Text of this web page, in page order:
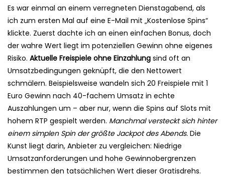
Es war einmal an einem verregneten Dienstagabend, als
ich zum ersten Mal auf eine E-Mail mit „Kostenlose Spins“
klickte. Zuerst dachte ich an einen einfachen Bonus, doch
der wahre Wert liegt im potenziellen Gewinn ohne eigenes
Risiko. Aktuelle Freispiele ohne Einzahlung sind oft an
Umsatzbedingungen geknüpft, die den Nettowert
schmälern. Beispielsweise wandeln sich 20 Freispiele mit 1
Euro Gewinn nach 40-fachem Umsatz in echte
Auszahlungen um – aber nur, wenn die Spins auf Slots mit
hohem RTP gespielt werden. Manchmal versteckt sich hinter
einem simplen Spin der größte Jackpot des Abends. Die
Kunst liegt darin, Anbieter zu vergleichen: Niedrige
Umsatzanforderungen und hohe Gewinnobergrenzen
bestimmen den tatsächlichen Wert dieser Gratisdrehs.